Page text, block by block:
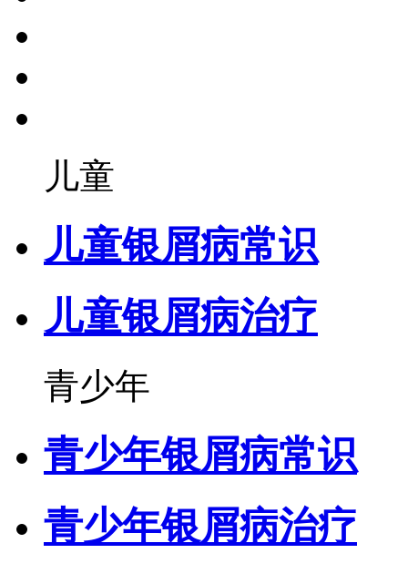
儿童
儿童银屑病常识
儿童银屑病治疗
青少年
青少年银屑病常识
青少年银屑病治疗